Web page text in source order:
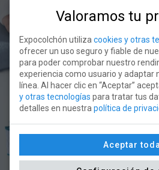
Configura tu colchón a
SOLICITAR
Valoramos tu
Expocolchón utiliza cookies y otras
ofrecer un uso seguro y fiable de
para poder comprobar nuestro
experiencia como usuario y adaptar
línea. Al hacer clic en “Aceptar”
y otras tecnologías para tratar tus
detalles en nuestra política de
Aceptar